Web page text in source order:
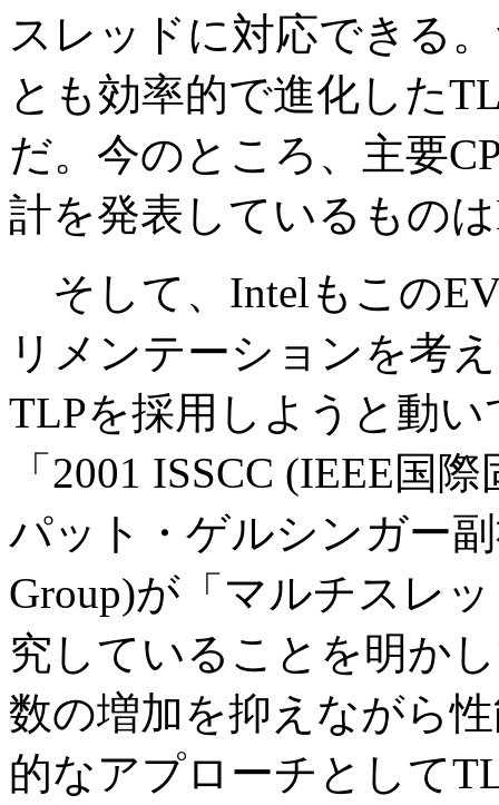
スレッドに対応できる
とも効率的で進化した
だ。今のところ、主要
計を発表しているもの
そして、Intelもこの
リメンテーションを考
TLPを採用しようと動
「2001 ISSCC (IEEE国
パット・ゲルシンガー
Group)が「マルチスレ
究していることを明か
数の増加を抑えながら
的なアプローチとして